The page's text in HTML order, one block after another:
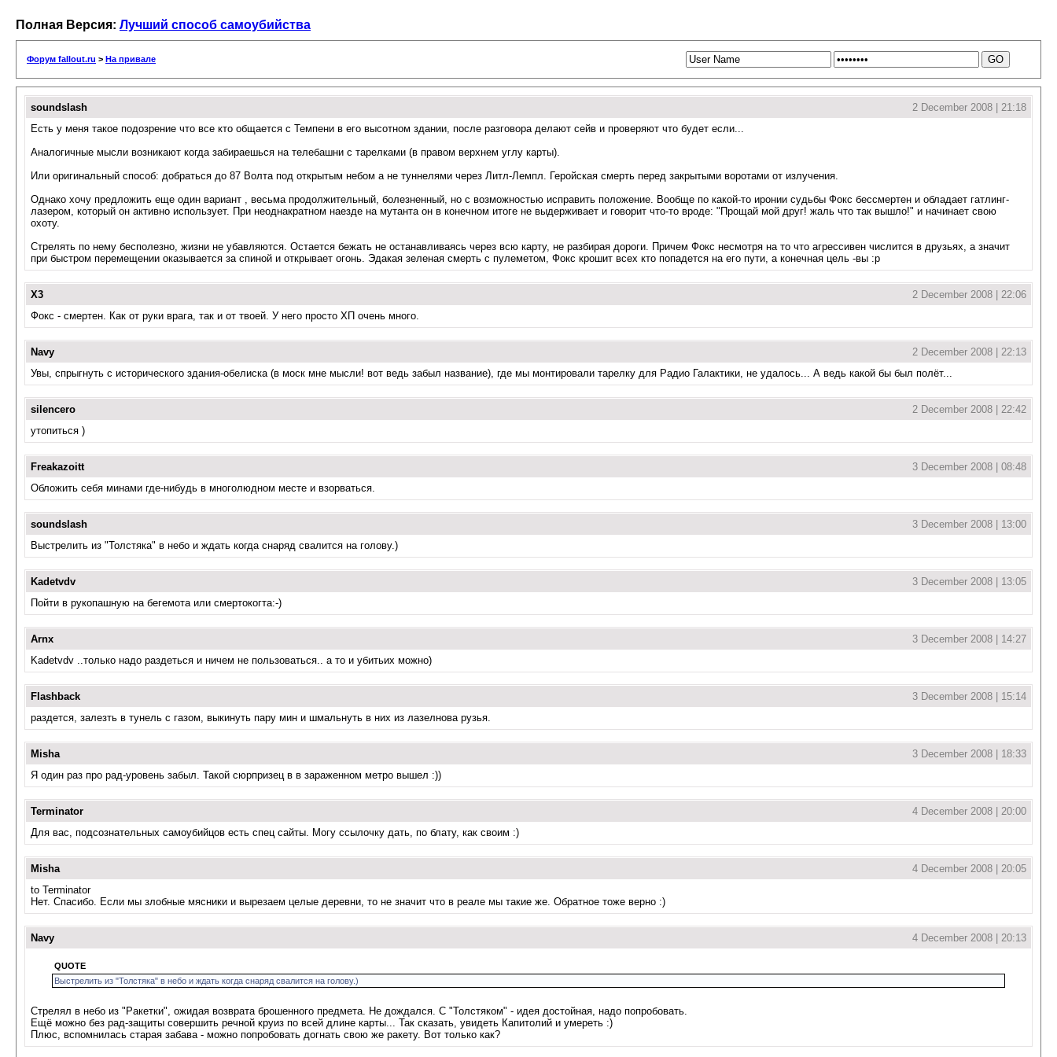
Полная Версия: Лучший способ самоубийства
Форум fallout.ru > На привале
soundslash
2 December 2008 | 21:18
Есть у меня такое подозрение что все кто общается с Темпени в его высотном здании, после разговора делают сейв и проверяют что будет если...
Аналогичные мысли возникают когда забираешься на телебашни с тарелками (в правом верхнем углу карты).
Или оригинальный способ: добраться до 87 Волта под открытым небом а не туннелями через Литл-Лемпл. Геройская смерть перед закрытыми воротами от излучения.
Однако хочу предложить еще один вариант , весьма продолжительный, болезненный, но с возможностью исправить положение. Вообще по какой-то иронии судьбы Фокс бессмертен и обладает гатлинг-
лазером, который он активно использует. При неоднакратном наезде на мутанта он в конечном итоге не выдерживает и говорит что-то вроде: "Прощай мой друг! жаль что так вышло!" и начинает свою
охоту.
Стрелять по нему бесполезно, жизни не убавляются. Остается бежать не останавливаясь через всю карту, не разбирая дороги. Причем Фокс несмотря на то что агрессивен числится в друзьях, а значит
при быстром перемещении оказывается за спиной и открывает огонь. Эдакая зеленая смерть с пулеметом, Фокс крошит всех кто попадется на его пути, а конечная цель -вы :р
X3
2 December 2008 | 22:06
Фокс - смертен. Как от руки врага, так и от твоей. У него просто ХП очень много.
Navy
2 December 2008 | 22:13
Увы, спрыгнуть с исторического здания-обелиска (в моск мне мысли! вот ведь забыл название), где мы монтировали тарелку для Радио Галактики, не удалось... А ведь какой бы был полёт...
silencero
2 December 2008 | 22:42
утопиться )
Freakazoitt
3 December 2008 | 08:48
Обложить себя минами где-нибудь в многолюдном месте и взорваться.
soundslash
3 December 2008 | 13:00
Выстрелить из "Толстяка" в небо и ждать когда снаряд свалится на голову.)
Kadetvdv
3 December 2008 | 13:05
Пойти в рукопашную на бегемота или смертокогта:-)
Arnx
3 December 2008 | 14:27
Kadetvdv ..только надо раздеться и ничем не пользоваться.. а то и убитьих можно)
Flashback
3 December 2008 | 15:14
раздется, залезть в тунель с газом, выкинуть пару мин и шмальнуть в них из лазелнова рузья.
Misha
3 December 2008 | 18:33
Я один раз про рад-уровень забыл. Такой сюрпризец в в зараженном метро вышел :))
Terminator
4 December 2008 | 20:00
Для вас, подсознательных самоубийцов есть спец сайты. Могу ссылочку дать, по блату, как своим :)
Misha
4 December 2008 | 20:05
to Terminator
Нет. Спасибо. Если мы злобные мясники и вырезаем целые деревни, то не значит что в реале мы такие же. Обратное тоже верно :)
Navy 4 December 2008 | 20:13
QUOTE
Выстрелить из "Толстяка" в небо и ждать когда снаряд свалится на голову.)
Стрелял в небо из "Ракетки", ожидая возврата брошенного предмета. Не дождался. С "Толстяком" - идея достойная, надо попробовать.
Ещё можно без рад-защиты совершить речной круиз по всей длине карты... Так сказать, увидеть Капитолий и умереть :)
Плюс, вспомнилась старая забава - можно попробовать догнать свою же ракету. Вот только как?